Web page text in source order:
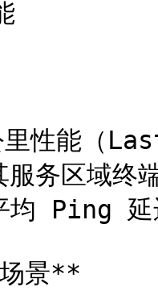
里性能（
务区域终
均 Ping 延
景**